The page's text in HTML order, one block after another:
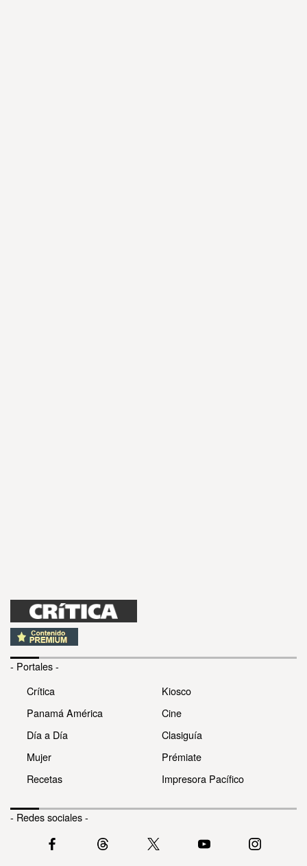
- Portales -
Crítica
Panamá América
Día a Día
Mujer
Recetas
Kiosco
Cine
Clasiguía
Prémiate
Impresora Pacífico
- Redes sociales -